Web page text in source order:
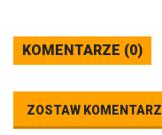
KOMENTARZE (0)
ZOSTAW KOMENTARZ